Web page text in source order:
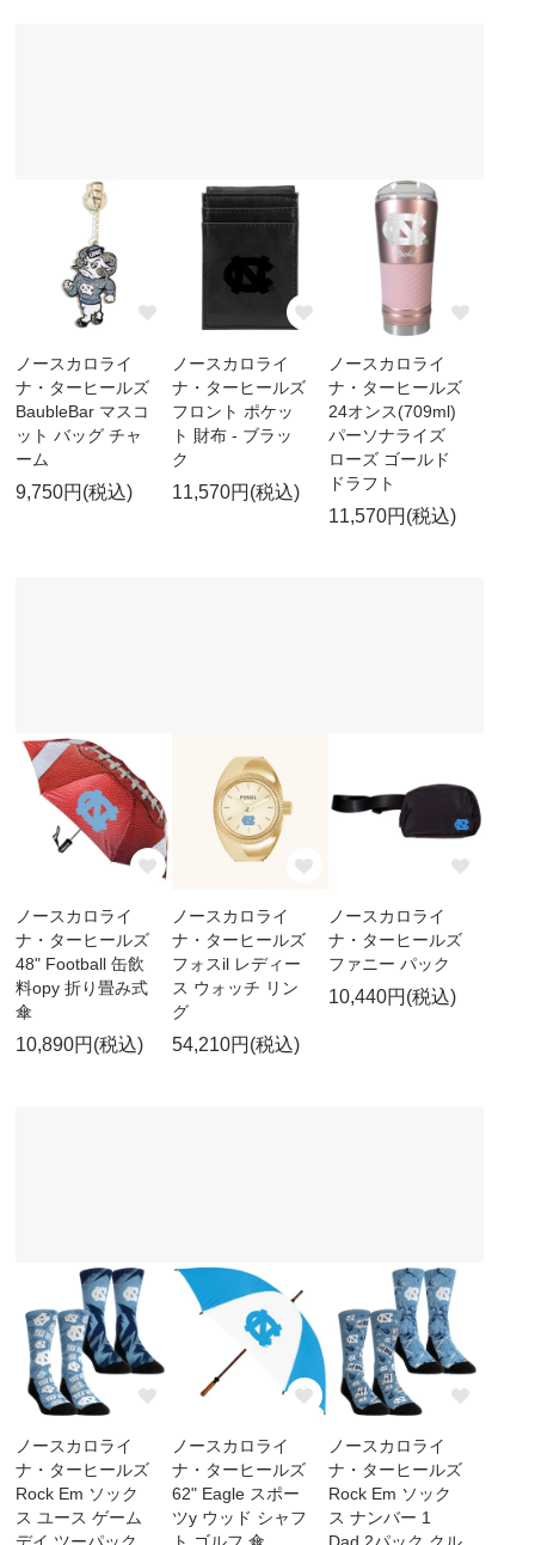
ノースカロライ
ナ・ターヒールズ
BaubleBar マスコ
ット バッグ チャ
ーム
9,750円(税込)
ノースカロライ
ナ・ターヒールズ
フロント ポケッ
ト 財布 - ブラッ
ク
11,570円(税込)
ノースカロライ
ナ・ターヒールズ
24オンス(709ml)
パーソナライズ
ローズ ゴールド
ドラフト
11,570円(税込)
ノースカロライ
ナ・ターヒールズ
48" Football 缶飲
料opy 折り畳み式
傘
10,890円(税込)
ノースカロライ
ナ・ターヒールズ
フォスil レディー
ス ウォッチ リン
グ
54,210円(税込)
ノースカロライ
ナ・ターヒールズ
ファニー パック
10,440円(税込)
ノースカロライ
ナ・ターヒールズ
Rock Em ソック
ス ユース ゲーム
ノースカロライ
ナ・ターヒールズ
62" Eagle スポー
ツy ウッド シャフ
ノースカロライ
ナ・ターヒールズ
Rock Em ソック
ス ナンバー 1